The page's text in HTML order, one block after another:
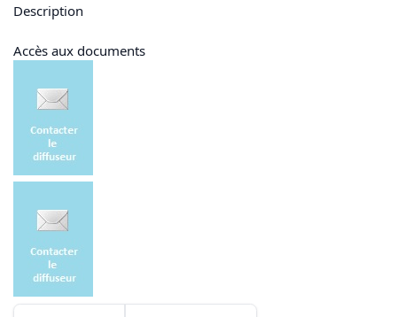
Description
Accès aux documents